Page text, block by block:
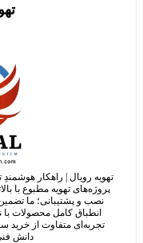
تهویه رویال | راهکار
پروژه‌های تهویه مطبوع با
نصب و پشتیبانی؛ ما
انطباق کامل محصولات با
تجربه‌ای متفاوت از خرید
دانش